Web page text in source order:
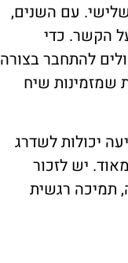
עם השנים,
הקשר. כדי
להתחבר בצורה
שמזמינות שיח
יכולות לשדרג
יש לזכור
תמיכה רגשית